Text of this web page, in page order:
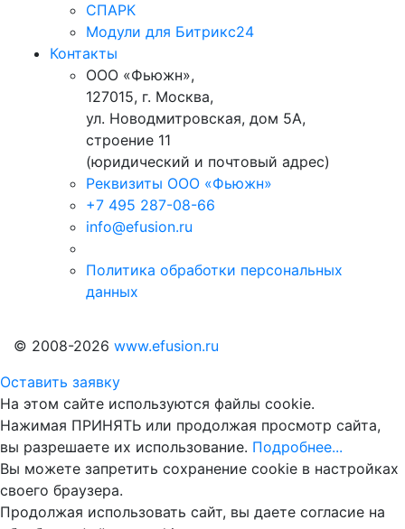
СПАРК
Модули для Битрикс24
Контакты
ООО «Фьюжн»,
127015, г. Москва,
ул. Новодмитровская, дом 5А,
строение 11
(юридический и почтовый адрес)
Реквизиты ООО «Фьюжн»
+7 495 287-08-66
info@efusion.ru
Политика обработки персональных
данных
© 2008-2026 www.efusion.ru
Оставить заявку
На этом сайте используются файлы cookie.
Нажимая ПРИНЯТЬ или продолжая просмотр сайта,
вы разрешаете их использование. Подробнее...
Вы можете запретить сохранение cookie в настройках
своего браузера.
Продолжая использовать сайт, вы даете согласие на